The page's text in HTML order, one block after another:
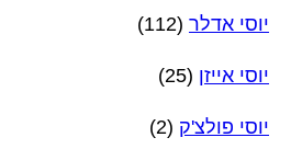
יוסי אדלר (112)
יוסי אייזן (25)
יוסי פולצ'ק (2)